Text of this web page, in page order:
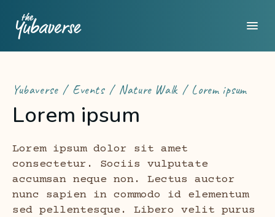
Yubaverse Events Nature Walk Lorem ipsum
Lorem ipsum
Lorem ipsum dolor sit amet
consectetur. Sociis vulputate
accumsan neque non. Lectus auctor
nunc sapien in commodo id elementum
sed pellentesque. Libero velit purus